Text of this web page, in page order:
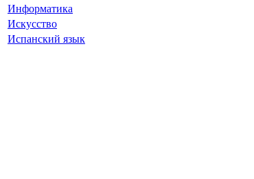
Информатика
Искусство
Испанский язык